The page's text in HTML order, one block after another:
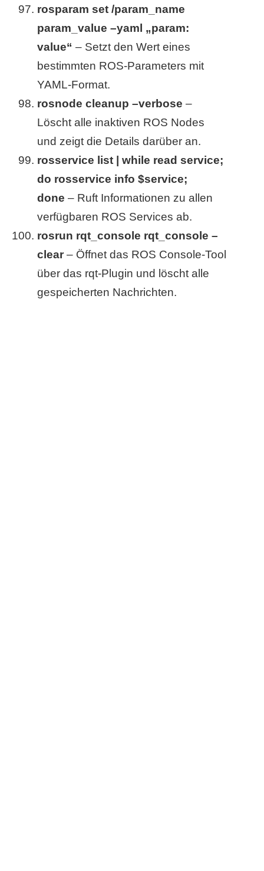
rosparam set /param_name
param_value –yaml „param:
value“ – Setzt den Wert eines
bestimmten ROS-Parameters mit
YAML-Format.
rosnode cleanup –verbose –
Löscht alle inaktiven ROS Nodes
und zeigt die Details darüber an.
rosservice list | while read service;
do rosservice info $service;
done – Ruft Informationen zu allen
verfügbaren ROS Services ab.
rosrun rqt_console rqt_console –
clear – Öffnet das ROS Console-Tool
über das rqt-Plugin und löscht alle
gespeicherten Nachrichten.